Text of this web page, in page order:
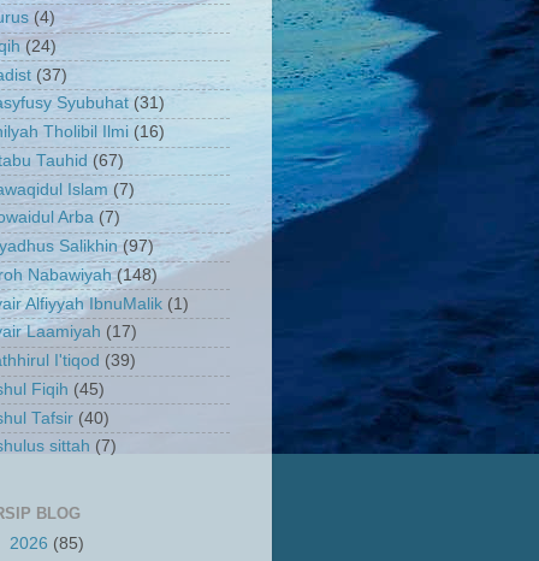
(4)
(24)
(37)
Syubuhat (31)
Tholibil Ilmi (16)
Tauhid (67)
Islam (7)
Arba (7)
Salikhin (97)
Nabawiyah (148)
Alfiyyah IbnuMalik (1)
Laamiyah (17)
I'tiqod (39)
Fiqih (45)
Tafsir (40)
sittah (7)
BLOG
2026 (85)